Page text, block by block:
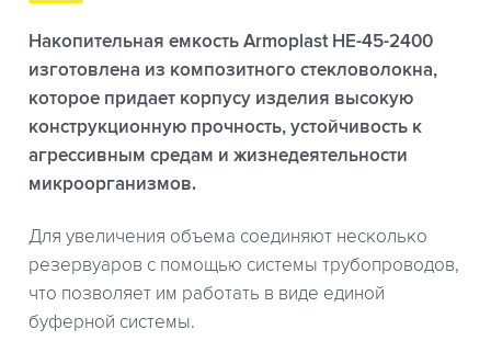
Накопительная емкость Armoplast HE-45-2400
изготовлена из композитного стекловолокна,
которое придает корпусу изделия высокую
конструкционную прочность, устойчивость к
агрессивным средам и жизнедеятельности
микроорганизмов.
Для увеличения объема соединяют несколько
резервуаров с помощью системы трубопроводов,
что позволяет им работать в виде единой
буферной системы.